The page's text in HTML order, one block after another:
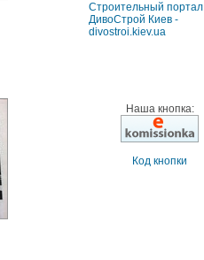
Строительный портал
ДивоСтрой Киев -
divostroi.kiev.ua
Наша кнопка:
Код кнопки